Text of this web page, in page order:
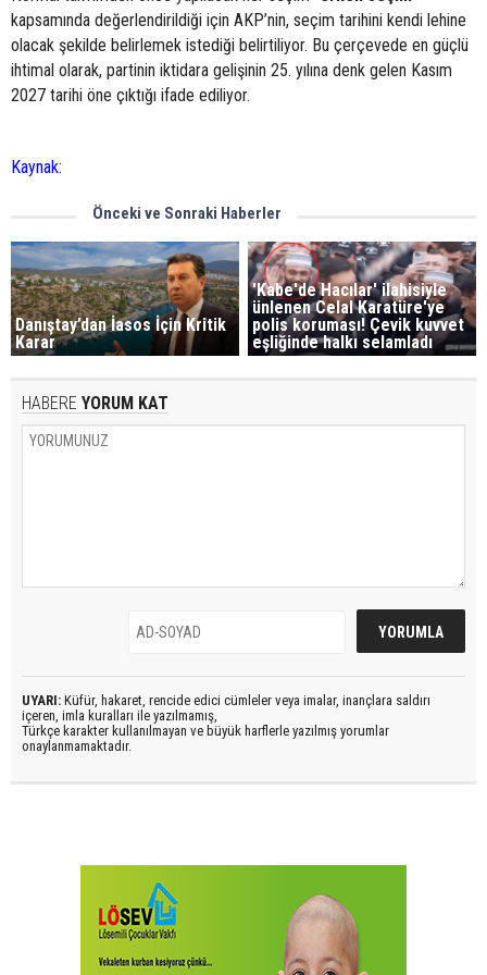
kapsamında değerlendirildiği için AKP’nin, seçim tarihini kendi lehine
olacak şekilde belirlemek istediği belirtiliyor. Bu çerçevede en güçlü
ihtimal olarak, partinin iktidara gelişinin 25. yılına denk gelen Kasım
2027 tarihi öne çıktığı ifade ediliyor.
Kaynak:
Önceki ve Sonraki Haberler
Danıştay’dan İasos İçin Kritik
Karar
'Kabe'de Hacılar' ilahisiyle
ünlenen Celal Karatüre'ye
polis koruması! Çevik kuvvet
eşliğinde halkı selamladı
HABERE YORUM KAT
UYARI: Küfür, hakaret, rencide edici cümleler veya imalar, inançlara saldırı
içeren, imla kuralları ile yazılmamış,
Türkçe karakter kullanılmayan ve büyük harflerle yazılmış yorumlar
onaylanmamaktadır.